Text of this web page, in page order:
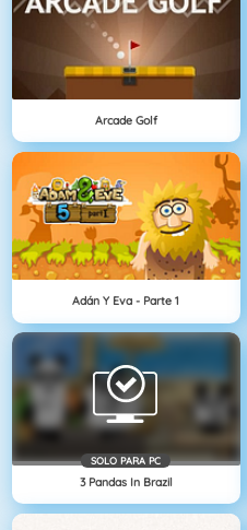
Arcade Golf
Adán Y Eva - Parte 1
SOLO PARA PC
3 Pandas In Brazil